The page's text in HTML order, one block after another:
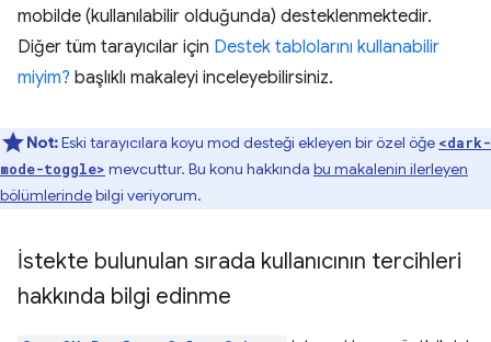
mobilde (kullanılabilir olduğunda) desteklenmektedir.
Diğer tüm tarayıcılar için Destek tablolarını kullanabilir
miyim? başlıklı makaleyi inceleyebilirsiniz.
Not:Eski tarayıcılara koyu mod desteği ekleyen bir özel öğe <dark-
mode-toggle> mevcuttur. Bu konu hakkında bu makalenin ilerleyen
bölümlerindebilgi veriyorum.
İstekte bulunulan sırada kullanıcının tercihleri
hakkında bilgi edinme